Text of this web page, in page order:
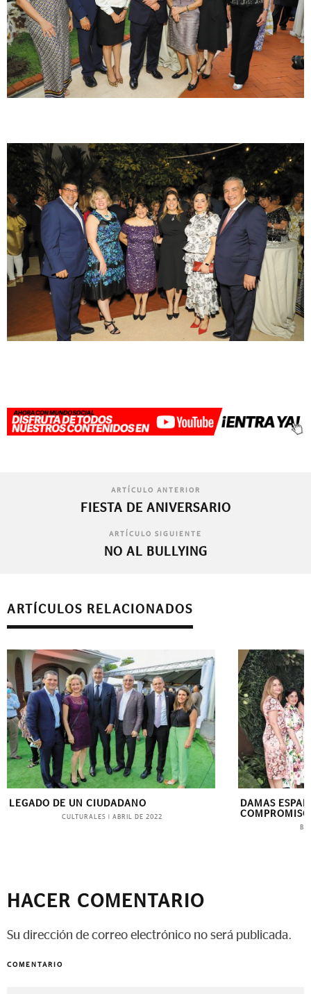
ARTÍCULO ANTERIOR
FIESTA DE ANIVERSARIO
ARTÍCULO SIGUIENTE
NO AL BULLYING
ARTÍCULOS RELACIONADOS
LEGADO DE UN CIUDADANO
CULTURALES ABRIL DE 2022
DAMAS
COMPROMISO
HACER COMENTARIO
Su dirección de correo electrónico no será publicada.
COMENTARIO